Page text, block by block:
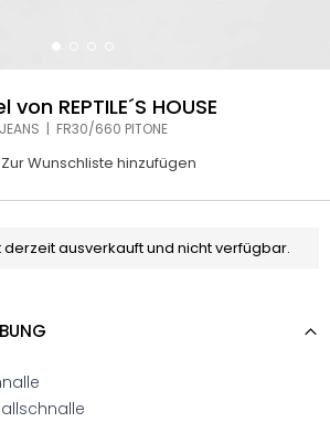
von REPTILE´S HOUSE
JEANS | FR30/660 PITONE
Zur Wunschliste hinzufügen
derzeit ausverkauft und nicht verfügbar.